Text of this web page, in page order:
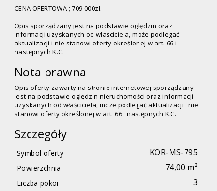
CENA OFERTOWA ; 709 000zł.
Opis sporządzany jest na podstawie oględzin oraz
informacji uzyskanych od właściciela, może podlegać
aktualizacji i nie stanowi oferty określonej w art. 66 i
następnych K.C.
Nota prawna
Opis oferty zawarty na stronie internetowej sporządzany
jest na podstawie oględzin nieruchomości oraz informacji
uzyskanych od właściciela, może podlegać aktualizacji i nie
stanowi oferty określonej w art. 66 i następnych K.C.
Szczegóły
Symbol oferty KOR-MS-795
Powierzchnia 74,00 m²
Liczba pokoi 3